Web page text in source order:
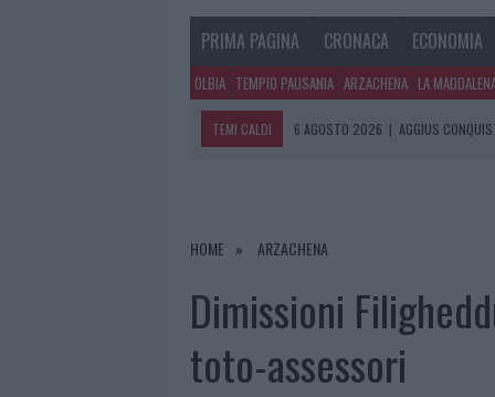
PRIMA PAGINA CRONACA ECONOMIA
OLBIA TEMPIO PAUSANIA ARZACHENA LA
TEMI CALDI 6 AGOSTO 2026 | AGGIUS
6 AGOSTO 2026 | TEST TUNNEL OLBIA: RAMPE
HOME ARZACHENA
Dimissioni
toto-assessori